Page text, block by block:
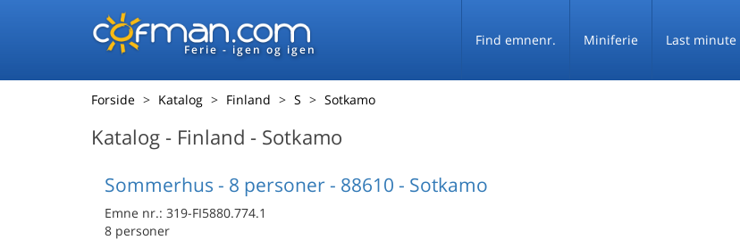
Ferie - igen og igen
Find emnenr. Miniferie Last minute
Forside Katalog Finland S Sotkamo
Katalog - Finland - Sotkamo
Sommerhus - 8 personer - 88610 - Sotkamo
Emne nr.: 319-FI5880.774.1
8 personer